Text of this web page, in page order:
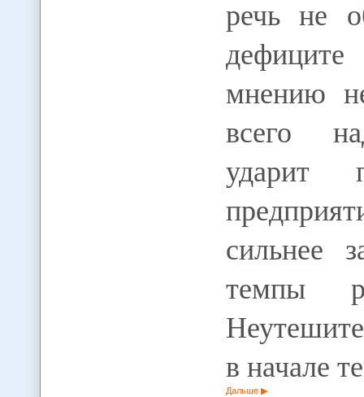
речь не
мнению
всего
сильнее
темпы
в начале
Дальше